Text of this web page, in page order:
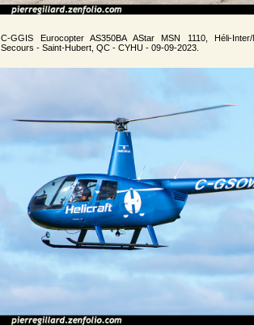
C-GGIS Eurocopter AS350BA AStar MSN 1110, Héli-Inter/
Secours - Saint-Hubert, QC - CYHU - 09-09-2023.